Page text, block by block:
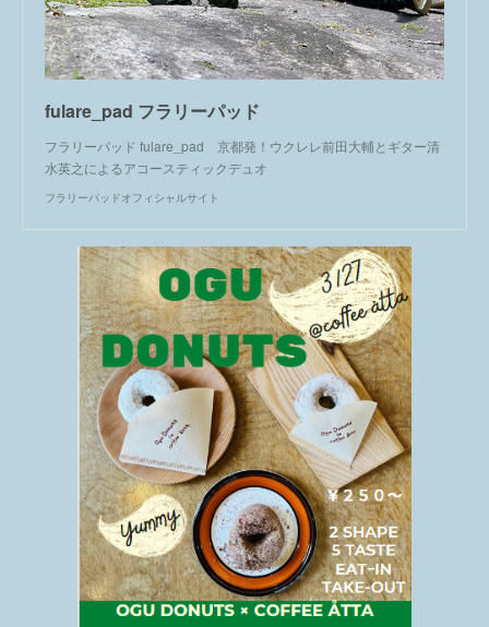
fulare_pad フラリーパッド
フラリーパッド fulare_pad 京都発！ウクレレ前田大輔とギター清
水英之によるアコースティックデュオ
フラリーパッドオフィシャルサイト